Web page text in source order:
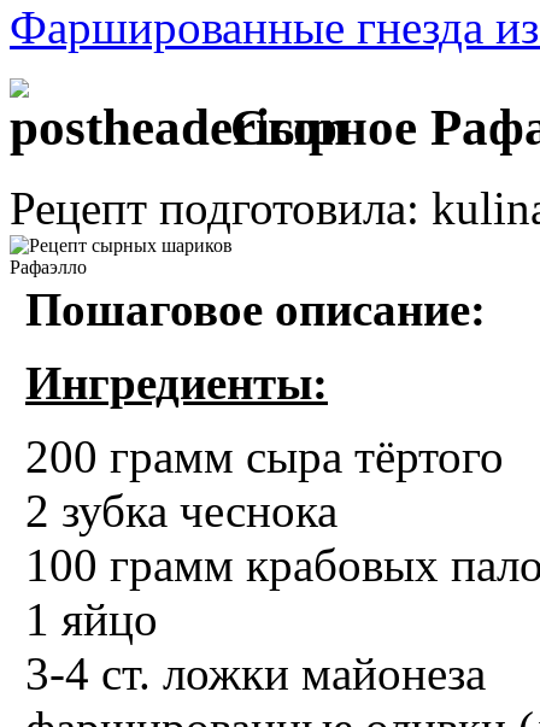
Фаршированные гнезда
Сырное
Рецепт подготовила:
Пошаговое описание:
Ингредиенты:
200 грамм сыра тёртого
2 зубка чеснока
100 грамм крабовых
1 яйцо
3-4 ст. ложки майонеза